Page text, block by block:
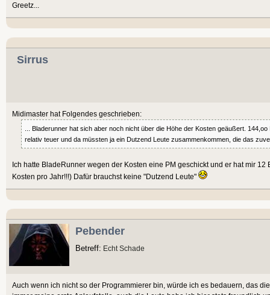
Greetz...
Sirrus
Midimaster hat Folgendes geschrieben:
... Bladerunner hat sich aber noch nicht über die Höhe der Kosten geäußert.
relativ teuer und da müssten ja ein Dutzend Leute zusammenkommen, die das
Ich hatte BladeRunner wegen der Kosten eine PM geschickt und er hat mir
Kosten pro Jahr!!!) Dafür brauchst keine "Dutzend Leute"
Pebender
Betreff: Echt Schade
Auch wenn ich nicht so der Programmierer bin, würde ich es bedauern, das